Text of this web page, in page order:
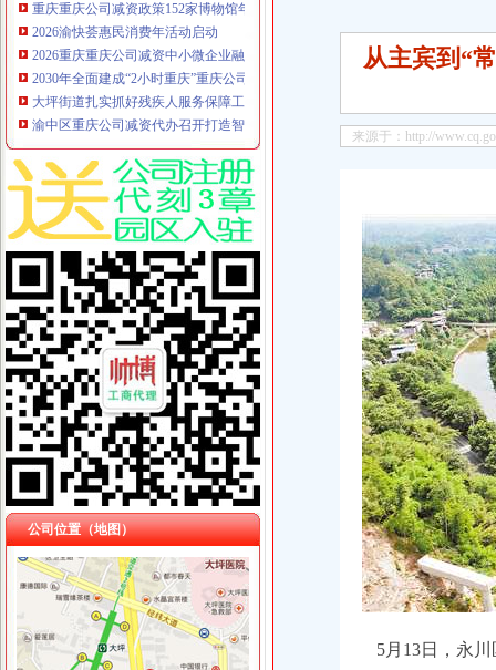
重庆重庆公司减资政策152家博物馆年接待观众超4500万人次
2026渝快荟惠民消费年活动启动
2026重庆重庆公司减资中小微企业融资服务行动启动力争促成融资超1000亿元
2030年全面建成“2小时重庆”重庆公司减资代办交通圈?四条在建高铁加快推进
大坪街道扎实抓好残疾人服务保障工作
渝中区重庆公司减资代办召开打造智能经济新形态暨迭代实施"满天星"行动计
公司位置（地图）
从主宾到“
来源于：http://
5月13日，永